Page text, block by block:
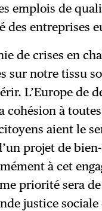
emplois de
des entreprises
de crises en
sur notre tissu
L’Europe de
cohésion à
aient le
projet de
à cet
priorité sera
justice sociale